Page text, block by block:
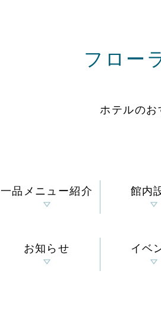
フロー
ホテルのお
一品メニュー紹介 館内
お知らせ イベ